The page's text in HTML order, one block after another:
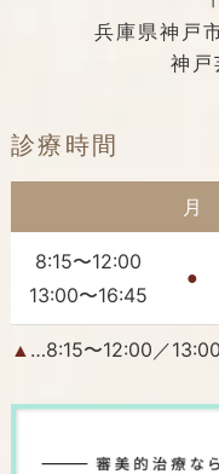
兵庫県神戸
神戸
診療時間
月
8:15〜12:00
13:00〜16:45
●
▲ …8:15〜12:00／